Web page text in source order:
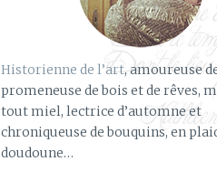
Historienne de l’art, amoureuse
promeneuse de bois et de rêves,
tout miel, lectrice d’automne et
chroniqueuse de bouquins, en
doudoune…